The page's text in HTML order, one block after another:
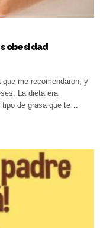
obesidad
me recomendaron, y
La dieta era
de grasa que te…